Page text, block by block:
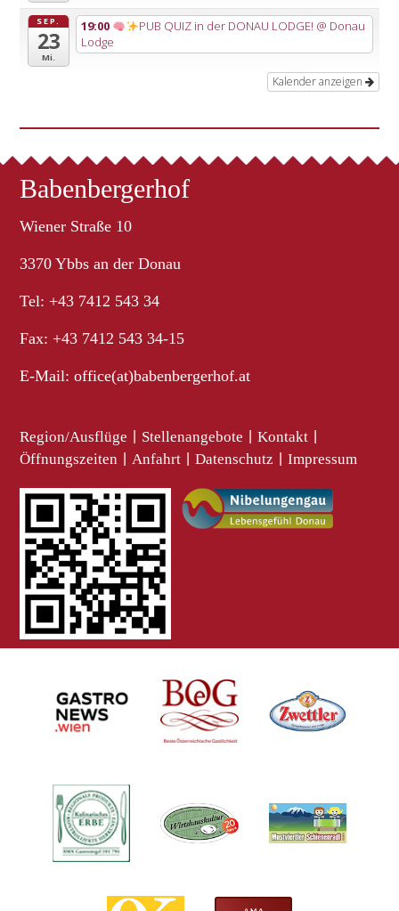
SEP.
23
Mi.
19:00 PUB QUIZ in der DONAU LODGE! @ Donau
Lodge
Kalender anzeigen
Babenbergerhof
Wiener Straße 10
3370 Ybbs an der Donau
Tel: +43 7412 543 34
Fax: +43 7412 543 34-15
E-Mail:office(at)babenbergerhof.at
Region/Ausflüge Stellenangebote Kontakt
Öffnungszeiten Anfahrt Datenschutz Impressum